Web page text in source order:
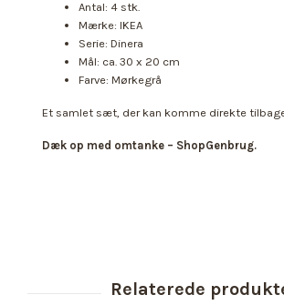
Antal: 4 stk.
Mærke: IKEA
Serie: Dinera
Mål: ca. 30 x 20 cm
Farve: Mørkegrå
Et samlet sæt, der kan komme direkte
Dæk op med omtanke – ShopGenbrug.